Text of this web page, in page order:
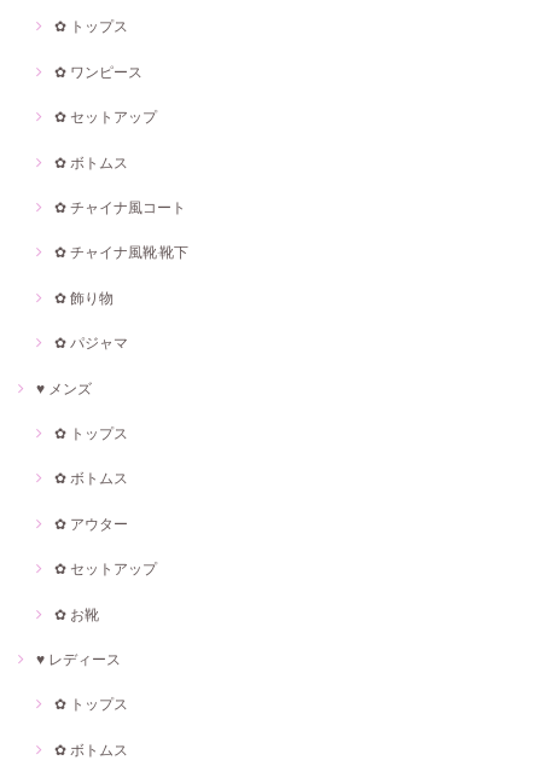
✿ トップス
✿ ワンピース
✿ セットアップ
✿ ボトムス
✿ チャイナ風コート
✿ チャイナ風靴·靴下
✿ 飾り物
✿ パジャマ
♥ メンズ
✿ トップス
✿ ボトムス
✿ アウター
✿ セットアップ
✿ お靴
♥ レディース
✿ トップス
✿ ボトムス